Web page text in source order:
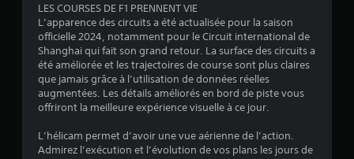
LES COURSES DE F1 PRENNENT VIE
L’apparence des circuits a été actualisée pour la saison
officielle 2024, notamment pour le Circuit international de
Shanghai qui fait son grand retour. La surface des circuits a
été améliorée et les trajectoires de course sont plus claires
que jamais grâce à l’utilisation de données réelles
augmentées. Les détails améliorés en bord de piste vous
offriront la meilleure expérience visuelle à ce jour.
L’hélicam permet d’avoir une vue aérienne de l’action.
Admirez l’exécution et l’évolution de vos plans les jours de